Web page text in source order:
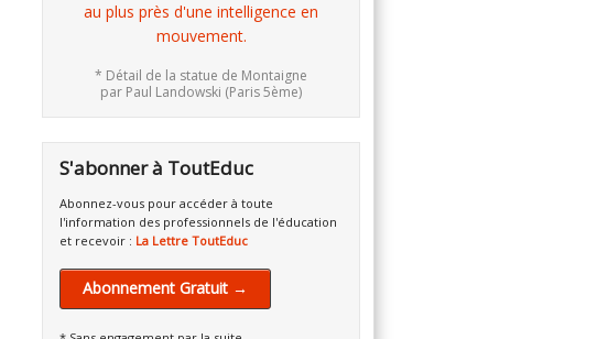
au plus près d'une intelligence en
mouvement.
* Détail de la statue de Montaigne
par Paul Landowski (Paris 5ème)
S'abonner à ToutEduc
Abonnez-vous pour accéder à toute
l'information des professionnels de l'éducation
et recevoir : La Lettre ToutEduc
Abonnement Gratuit →